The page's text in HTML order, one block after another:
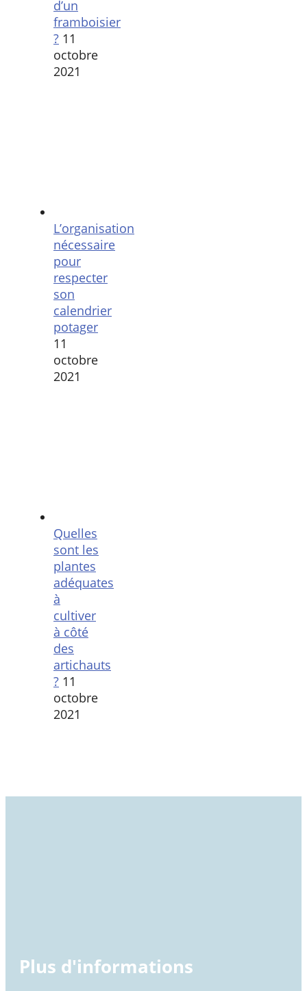
d’un
framboisier
? 11
octobre
2021
L’organisation
nécessaire
pour
respecter
son
calendrier
potager
11
octobre
2021
Quelles
sont les
plantes
adéquates
à
cultiver
à côté
des
artichauts
? 11
octobre
2021
Plus d'informations